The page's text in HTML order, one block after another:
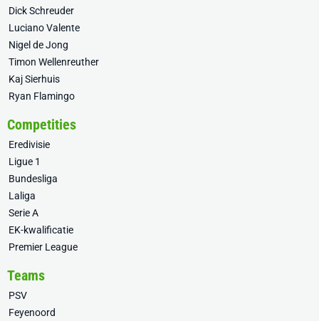
Dick Schreuder
Luciano Valente
Nigel de Jong
Timon Wellenreuther
Kaj Sierhuis
Ryan Flamingo
Competities
Eredivisie
Ligue 1
Bundesliga
Laliga
Serie A
EK-kwalificatie
Premier League
Teams
PSV
Feyenoord